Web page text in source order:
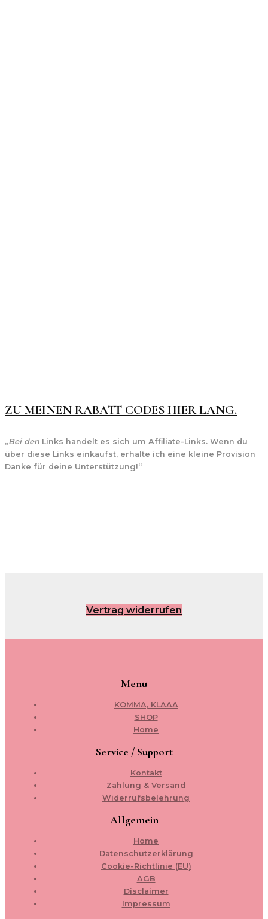
ZU MEINEN RABATT CODES HIER LANG.
„Bei den Links handelt es sich um Affiliate-Links. Wenn du
über diese Links einkaufst, erhalte ich eine kleine Provision
Danke für deine Unterstützung!“
Vertrag widerrufen
Menu
KOMMA, KLAAA
SHOP
Home
Service / Support
Kontakt
Zahlung & Versand
Widerrufsbelehrung
Allgemein
Home
Datenschutzerklärung
Cookie-Richtlinie (EU)
AGB
Disclaimer
Impressum